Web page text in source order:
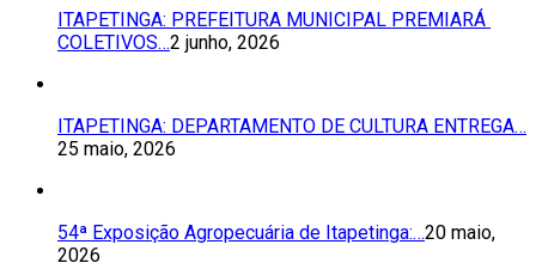
ITAPETINGA: PREFEITURA MUNICIPAL PREMIARÁ
COLETIVOS…2 junho, 2026
ITAPETINGA: DEPARTAMENTO DE CULTURA ENTREGA…
25 maio, 2026
54ª Exposição Agropecuária de Itapetinga:…20 maio,
2026